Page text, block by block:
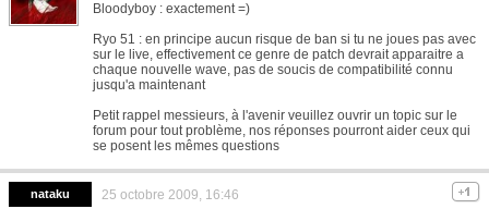
Bloodyboy : exactement =)
Ryo 51 : en principe aucun risque de ban si tu ne joues pas avec
sur le live, effectivement ce genre de patch devrait apparaitre a
chaque nouvelle wave, pas de soucis de compatibilité connu
jusqu'a maintenant
Petit rappel messieurs, à l'avenir veuillez ouvrir un topic sur le
forum pour tout problème, nos réponses pourront aider ceux qui
se posent les mêmes questions
nataku 25 octobre 2009, 16:46